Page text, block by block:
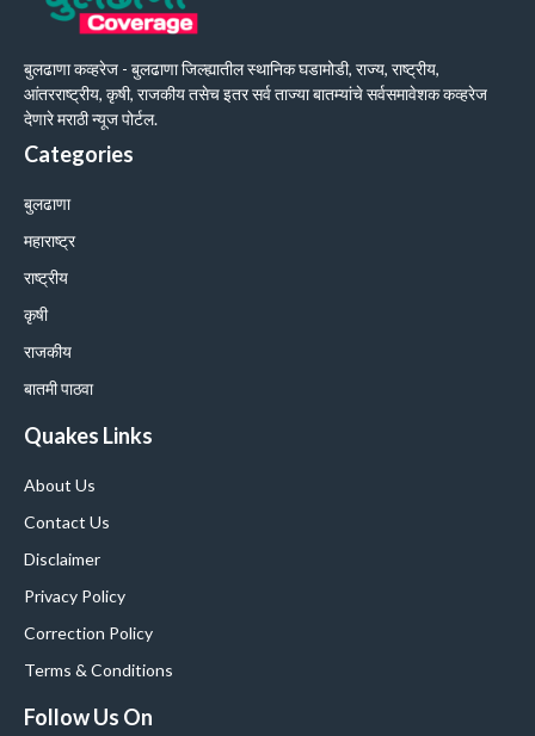
बुलढाणा कव्हरेज - बुलढाणा जिल्ह्यातील स्थानिक घडामोडी, राज्य, राष्ट्रीय,
आंतरराष्ट्रीय, कृषी, राजकीय तसेच इतर सर्व ताज्या बातम्यांचे सर्वसमावेशक कव्हरेज
देणारे मराठी न्यूज पोर्टल.
Categories
बुलढाणा
महाराष्ट्र
राष्ट्रीय
कृषी
राजकीय
बातमी पाठवा
Quakes Links
About Us
Contact Us
Disclaimer
Privacy Policy
Correction Policy
Terms & Conditions
Follow Us On